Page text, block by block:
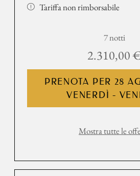
Tariffa non rimborsabile
7 notti
2.310,00
PRENOTA PER 28
VENERDÌ -
Mostra tutte le